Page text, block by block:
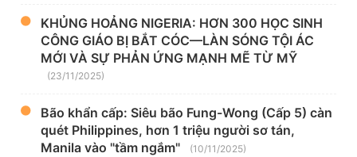
KHỦNG HOẢNG NIGERIA: HƠN 300 HỌC SINH
CÔNG GIÁO BỊ BẮT CÓC—LÀN SÓNG TỘI ÁC
MỚI VÀ SỰ PHẢN ỨNG MẠNH MẼ TỪ MỸ
(23/11/2025)
Bão khẩn cấp: Siêu bão Fung-Wong (Cấp 5) càn
quét Philippines, hơn 1 triệu người sơ tán,
Manila vào "tầm ngắm"
(10/11/2025)